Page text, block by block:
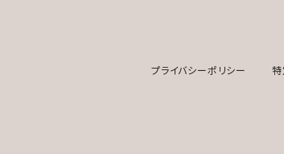
プライバシーポリシー 特